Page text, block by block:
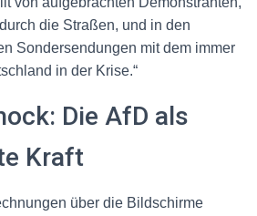
die Straßen, und in den
Sondersendungen mit dem immer
in der Krise.“
Die AfD als
Kraft
über die Bildschirme